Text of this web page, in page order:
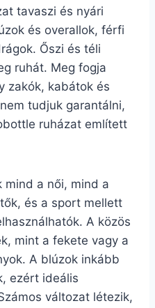
tavaszi és nyári
és overallok, férfi
Őszi és téli
ruhát. Meg fogja
zakók, kabátok és
tudjuk garantálni,
ruházat említett
mind a női, mind a
és a sport mellett
A közös
mint a fekete vagy a
A blúzok inkább
ezért ideális
változat létezik,